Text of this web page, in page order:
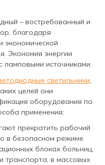
– востребованный и
благодаря
экономической
Экономия энергии
ламповыми источниками.
светильники
целей они
оборудования по
применения:
прекратить рабочий
в безопасном режиме.
блоках больниц,
транспорта, в массовых